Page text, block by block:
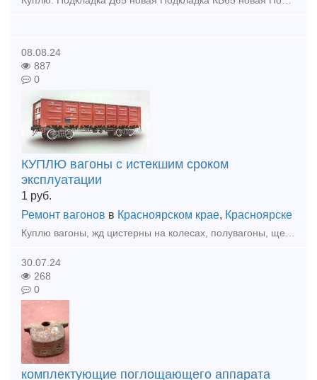
08.08.24
887
0
КУПЛЮ вагоны с истекшим сроком
эксплуатации
1 руб.
Ремонт вагонов в Красноярском крае, Красноярске
Куплю вагоны, жд цистерны на колесах, полувагоны, щеповозы, думпкары, платформы с истекшим сроком эксплуатации по хорошей цене. По всей территории России. Анна тел. 8 933 329 45 40 Красноярск
30.07.24
268
0
комплектующие поглощающего аппарата